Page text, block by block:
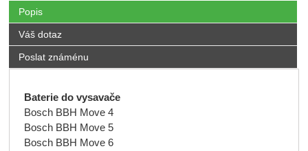
Popis
Váš dotaz
Poslat známénu
Baterie do vysavače
Bosch BBH Move 4
Bosch BBH Move 5
Bosch BBH Move 6